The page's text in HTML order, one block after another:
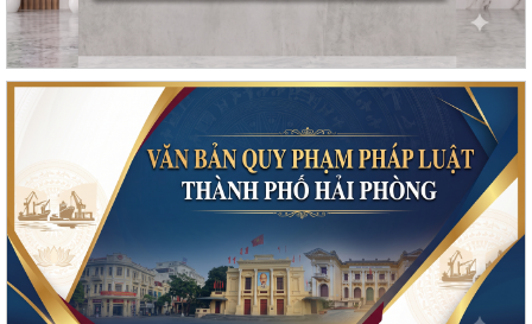
Tuyên truyền Chung kết Hội thi lực lượng tham gia bảo vệ an ninh, trật
tự ở cơ sở giỏi toàn quốc...
Quyết định Ban hành định mức kinh tế - kỹ thuật đối với các dịch vụ
giáo dục mầm non, giáo dục phổ...
Công khai Quyết định số 3084/QĐ-UBND ngày 04/8/2026 của UBND
thành phố
Thông báo về việc công bố công khai và cung cấp kết quả thống kê
diện tích đất đai năm 2025